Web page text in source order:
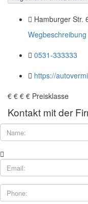
Hamburger Str.
Wegbeschreibung
0531-333333
https://
€ € € € Preisklasse
Kontakt mit der